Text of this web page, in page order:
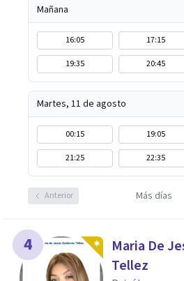
Mañana
16:05 17:15
19:35
20:45
Martes, 11 de agosto
00:15 19:05
21:25
22:35
Anterior Más días
4
Maria De
Tellez